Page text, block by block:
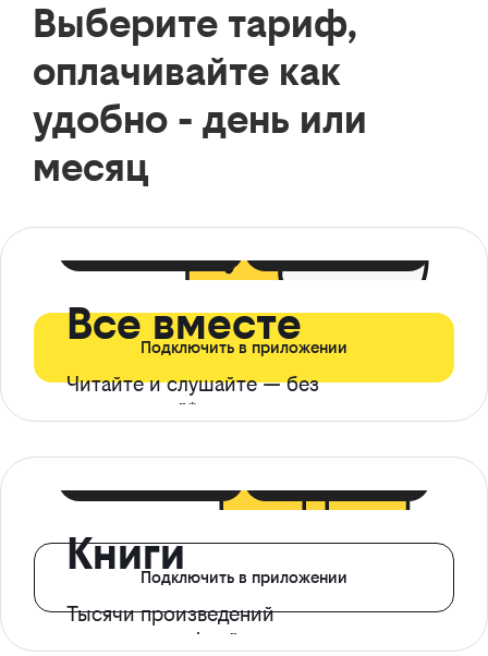
Выберите тариф,
оплачивайте как
удобно - день или
месяц
Все вместе
Читайте и слушайте — без
ограничений*
Подключить в приложении
Книги
Тысячи произведений
с доступом офлайн
Подключить в приложении